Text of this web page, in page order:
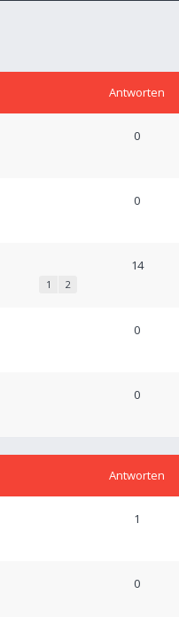
Antworten
0
0
1 2
14
0
0
Antworten
1
0